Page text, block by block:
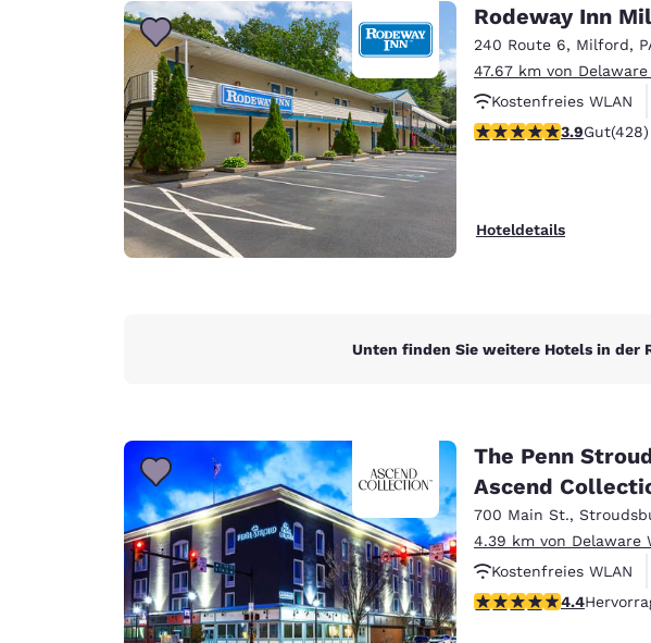
Français
Europa
Deutschland
Deutsch
Spain
Rodeway Inn
240 Route 6, Milford,
47.67 km von
Kostenfreies WLAN
3.92-Sterne-3.9Gut(428)
Hoteldetails
Unten finden Sie weitere Hotels in der
The Penn
Ascend
700 Main St.,
4.39 km von Delaware
Kostenfreies WLAN
Rauchfrei
4.37-Sterne-4.4